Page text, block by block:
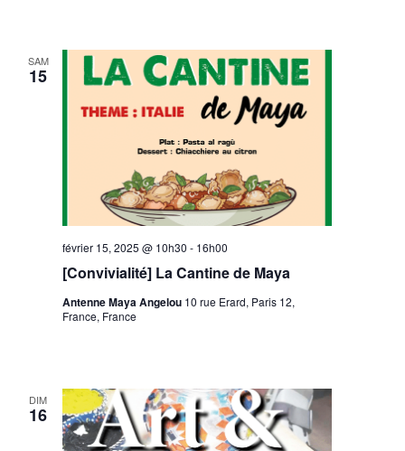
SAM
15
[Convivialité] La Cantine de Maya
février 15, 2025 @ 10h30 - 16h00
Antenne Maya Angelou 10 rue Erard, Paris 12,
France, France
DIM
16